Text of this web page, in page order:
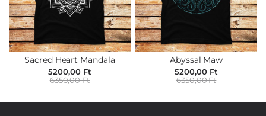
Sacred Heart Mandala
5200,00 Ft
6350,00 Ft
Abyssal Maw
5200,00 Ft
6350,00 Ft